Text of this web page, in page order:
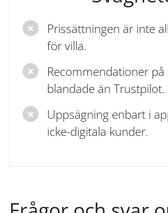
Prissättningen är inte
för villa.
Recommendationer
blandade än Trustpilot.
Uppsägning enbart i
icke-digitala kunder.